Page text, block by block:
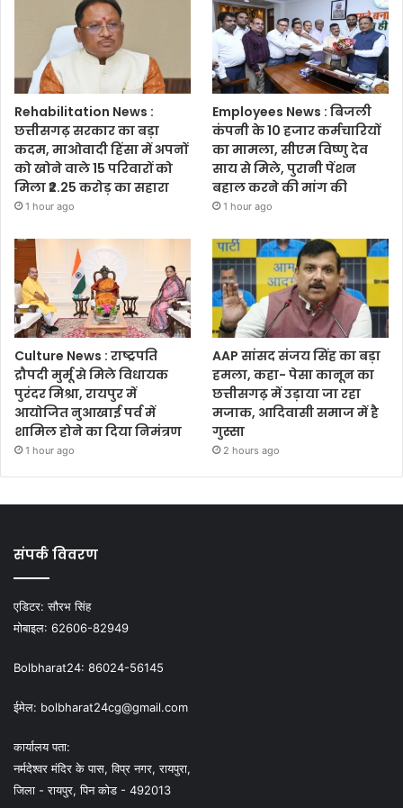
Rehabilitation News :
छत्तीसगढ़ सरकार का बड़ा
कदम, माओवादी हिंसा में अपनों
को खोने वाले 15 परिवारों को
मिला ₹2.25 करोड़ का सहारा
1 hour ago
Employees News : बिजली
कंपनी के 10 हजार कर्मचारियों
का मामला, सीएम विष्णु देव
साय से मिले, पुरानी पेंशन
बहाल करने की मांग की
1 hour ago
Culture News : राष्ट्रपति
द्रौपदी मुर्मू से मिले विधायक
पुरंदर मिश्रा, रायपुर में
आयोजित नुआखाई पर्व में
शामिल होने का दिया निमंत्रण
1 hour ago
AAP सांसद संजय सिंह का बड़ा
हमला, कहा- पेसा कानून का
छत्तीसगढ़ में उड़ाया जा रहा
मजाक, आदिवासी समाज में है
गुस्सा
2 hours ago
संपर्क विवरण
एडिटर:सौरभ सिंह
मोबाइल: 62606-82949
Bolbharat24: 86024-56145
ईमेल: bolbharat24cg@gmail.com
कार्यालय पता:
नर्मदेश्वर मंदिर के पास, विप्र नगर, रायपुरा,
जिला - रायपुर, पिन कोड - 492013